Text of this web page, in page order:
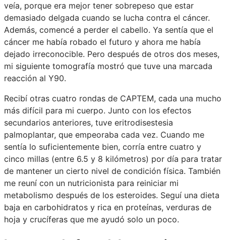
veía, porque era mejor tener sobrepeso que estar
demasiado delgada cuando se lucha contra el cáncer.
Además, comencé a perder el cabello. Ya sentía que el
cáncer me había robado el futuro y ahora me había
dejado irreconocible. Pero después de otros dos meses,
mi siguiente tomografía mostró que tuve una marcada
reacción al Y90.
Recibí otras cuatro rondas de CAPTEM, cada una mucho
más difícil para mi cuerpo. Junto con los efectos
secundarios anteriores, tuve eritrodisestesia
palmoplantar, que empeoraba cada vez. Cuando me
sentía lo suficientemente bien, corría entre cuatro y
cinco millas (entre 6.5 y 8 kilómetros) por día para tratar
de mantener un cierto nivel de condición física. También
me reuní con un nutricionista para reiniciar mi
metabolismo después de los esteroides. Seguí una dieta
baja en carbohidratos y rica en proteínas, verduras de
hoja y crucíferas que me ayudó solo un poco.